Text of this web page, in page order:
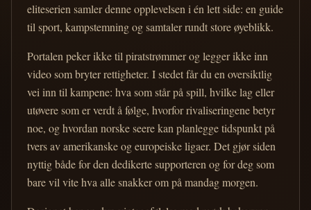
eliteserien samler denne opplevelsen i én lett side: en guide
til sport, kampstemning og samtaler rundt store øyeblikk.
Portalen peker ikke til piratstrømmer og legger ikke inn
video som bryter rettigheter. I stedet får du en oversiktlig
vei inn til kampene: hva som står på spill, hvilke lag eller
utøvere som er verdt å følge, hvorfor rivaliseringene betyr
noe, og hvordan norske seere kan planlegge tidspunkt på
tvers av amerikanske og europeiske ligaer. Det gjør siden
nyttig både for den dedikerte supporteren og for deg som
bare vil vite hva alle snakker om på mandag morgen.